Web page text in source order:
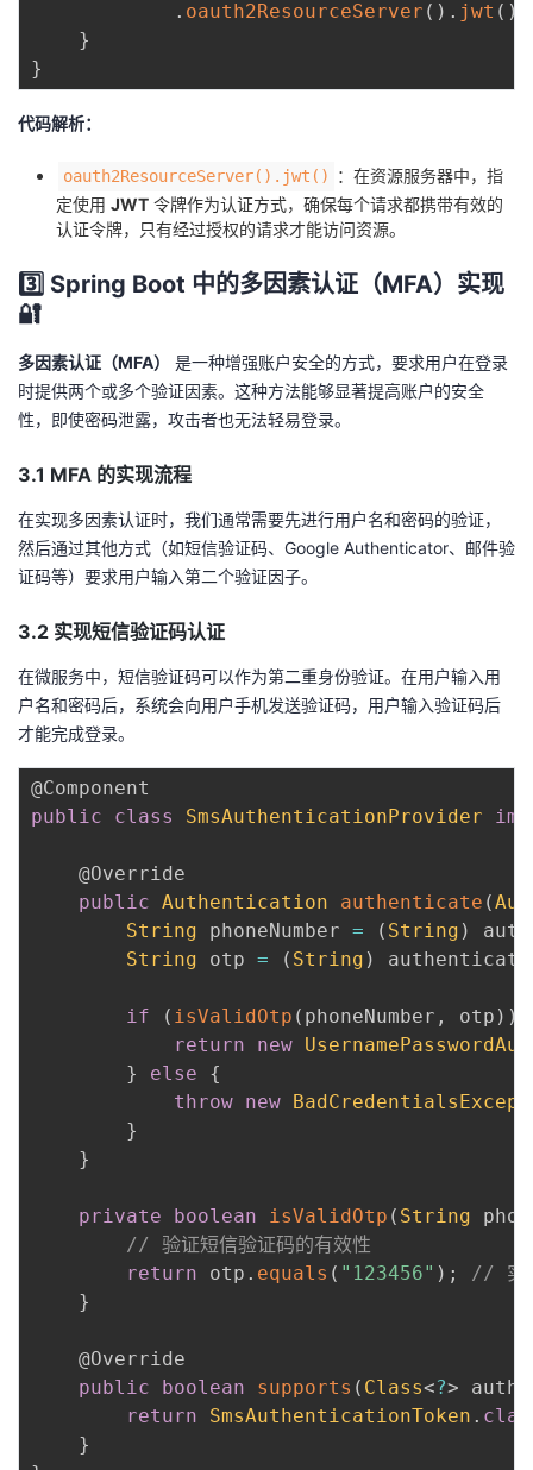
. oauth2ResourceServer ( ) . jwt ( )
}
}
代码解析：
oauth2ResourceServer().jwt()
：在资源服务器中，指
定使用 JWT 令牌作为认证方式，确保每个请求都携带有效的
认证令牌，只有经过授权的请求才能访问资源。
3️⃣ Spring Boot 中的多因素认证（MFA）实现
🔐
多因素认证（MFA）
是一种增强账户安全的方式，要求用户在登录
时提供两个或多个验证因素。这种方法能够显著提高账户的安全
性，即使密码泄露，攻击者也无法轻易登录。
3.1 MFA 的实现流程
在实现多因素认证时，我们通常需要先进行用户名和密码的验证，
然后通过其他方式（如短信验证码、Google Authenticator、邮件验
证码等）要求用户输入第二个验证因子。
3.2 实现短信验证码认证
在微服务中，短信验证码可以作为第二重身份验证。在用户输入用
户名和密码后，系统会向用户手机发送验证码，用户输入验证码后
才能完成登录。
@Component
public
class SmsAuthenticationProvider
@Override
public Authentication authenticate (
String phoneNumber = ( String )
String otp = ( String )
if ( isValidOtp ( phoneNumber , otp ) )
return
new
}
else
{
throw new
}
}
private boolean isValidOtp ( String
// 验证短信验证码的有效性
return otp . equals ( "123456" ) ;
// 实
}
@Override
public
boolean supports ( Class<?>
return
SmsAuthenticationToken .
}